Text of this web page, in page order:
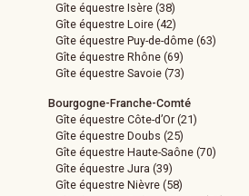
Gîte équestre Isère (38)
Gîte équestre Loire (42)
Gîte équestre Puy-de-dôme (63)
Gîte équestre Rhône (69)
Gîte équestre Savoie (73)
Bourgogne-Franche-Comté
Gîte équestre Côte-d’Or (21)
Gîte équestre Doubs (25)
Gîte équestre Haute-Saône (70)
Gîte équestre Jura (39)
Gîte équestre Nièvre (58)